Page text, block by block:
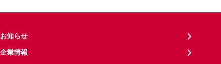
お知らせ
企業情報